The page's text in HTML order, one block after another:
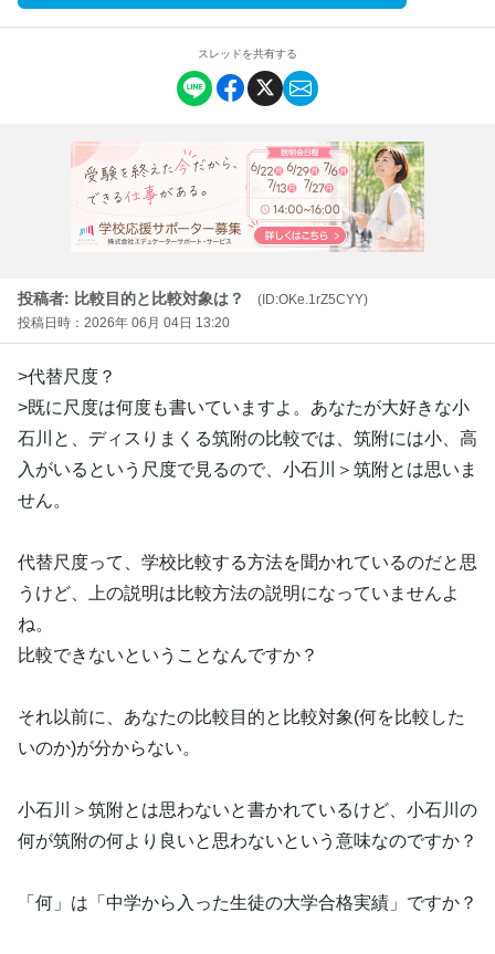
スレッドを共有する
投稿者: 比較目的と比較対象は？
(ID:OKe.1rZ5CYY)
投稿日時：2026年 06月 04日 13:20
>代替尺度？
>既に尺度は何度も書いていますよ。あなたが大好きな小
石川と、ディスりまくる筑附の比較では、筑附には小、高
入がいるという尺度で見るので、小石川＞筑附とは思いま
せん。
代替尺度って、学校比較する方法を聞かれているのだと思
うけど、上の説明は比較方法の説明になっていませんよ
ね。
比較できないということなんですか？
それ以前に、あなたの比較目的と比較対象(何を比較した
いのか)が分からない。
小石川＞筑附とは思わないと書かれているけど、小石川の
何が筑附の何より良いと思わないという意味なのですか？
「何」は「中学から入った生徒の大学合格実績」ですか？